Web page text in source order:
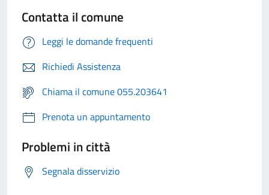
Contatta il comune
Leggi le domande frequenti
Richiedi Assistenza
Chiama il comune 055.203641
Prenota un appuntamento
Problemi in città
Segnala disservizio